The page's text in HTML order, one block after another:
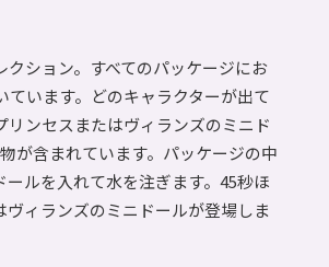
ション。すべてのパッケージにお
います。どのキャラクターが出て
ンセスまたはヴィランズのミニド
が含まれています。パッケージの中
ルを入れて水を注ぎます。45秒ほ
ィランズのミニドールが登場しま